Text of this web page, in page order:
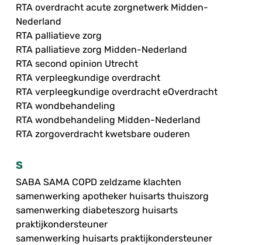
RTA overdracht acute zorgnetwerk Midden-
Nederland
RTA palliatieve zorg
RTA palliatieve zorg Midden-Nederland
RTA second opinion Utrecht
RTA verpleegkundige overdracht
RTA verpleegkundige overdracht eOverdracht
RTA wondbehandeling
RTA wondbehandeling Midden-Nederland
RTA zorgoverdracht kwetsbare ouderen
S
SABA SAMA COPD zeldzame klachten
samenwerking apotheker huisarts thuiszorg
samenwerking diabeteszorg huisarts
praktijkondersteuner
samenwerking huisarts praktijkondersteuner